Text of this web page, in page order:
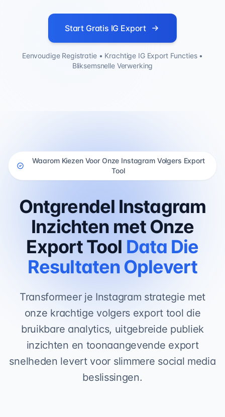
Start Gratis IG Export
Eenvoudige Registratie • Krachtige IG Export Functies •
Bliksemsnelle Verwerking
Waarom Kiezen Voor Onze Instagram Volgers Export
Tool
Ontgrendel Instagram
Inzichten met Onze
Export Tool Data Die
Resultaten Oplevert
Transformeer je Instagram strategie met
onze krachtige volgers export tool die
bruikbare analytics, uitgebreide publiek
inzichten en toonaangevende export
snelheden levert voor slimmere social media
beslissingen.